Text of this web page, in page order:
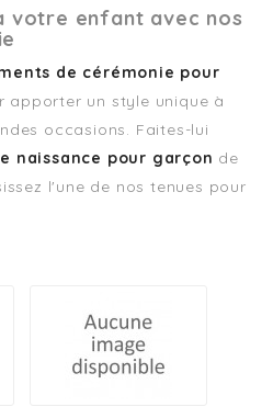
votre enfant avec nos
de cérémonie pour
apporter un style unique à
occasions. Faites-lui
naissance pour garçon de
l'une de nos tenues pour